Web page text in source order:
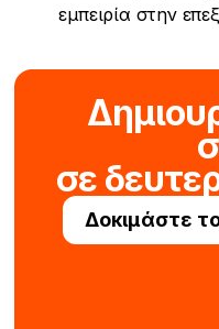
εμπειρία στην
σε
Δοκιμάστε